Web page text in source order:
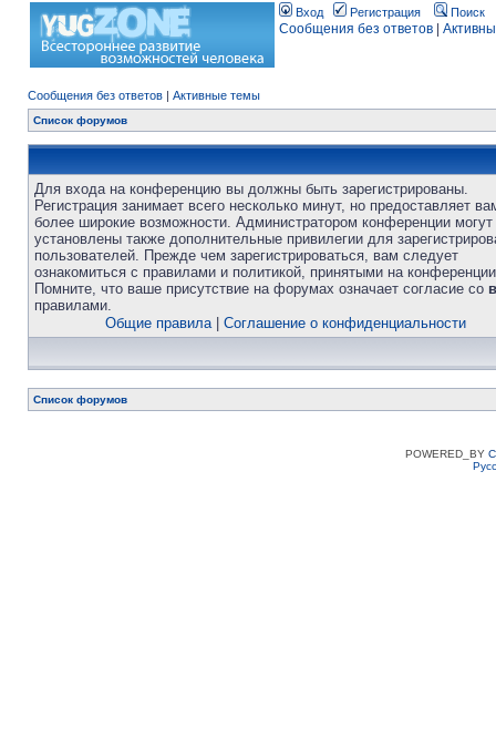
Вход Регистрация Поиск
Сообщения без ответов
Сообщения без ответов | Активные темы
Список форумов
Для входа на конференцию вы должны быть зарегистрированы.
Регистрация занимает всего несколько минут, но предоставляет
более широкие возможности. Администратором конференции
установлены также дополнительные привилегии для
пользователей. Прежде чем зарегистрироваться, вам следует
ознакомиться с правилами и политикой, принятыми на
Помните, что ваше присутствие на форумах означает согласие со
правилами.
Общие правила| Соглашение о конфиденциальности
Список форумов
POWERED_BY